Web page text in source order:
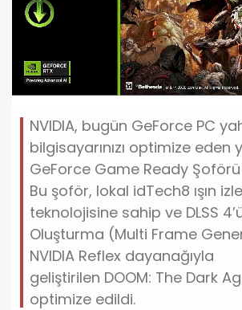
NVIDIA, bugün GeForce PC
bilgisayarınızı optimize eden
GeForce Game Ready Şoförü
Bu şoför, lokal idTech8 ışın
teknolojisine sahip ve DLSS
Oluşturma (Multi Frame
NVIDIA Reflex dayanağıyla
geliştirilen DOOM: The Dark
optimize edildi.